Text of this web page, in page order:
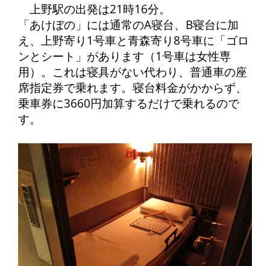
上野駅の出発は21時16分。
「あけぼの」には通常のA寝台、B寝台に加
え、上野寄り1号車と青森寄り8号車に「ゴロ
ンとシート」があります（1号車は女性専
用）。これは寝具がない代わり、普通車の座
席指定券で乗れます。寝台料金がかからず、
乗車券に3660円加算するだけで乗れるので
す。